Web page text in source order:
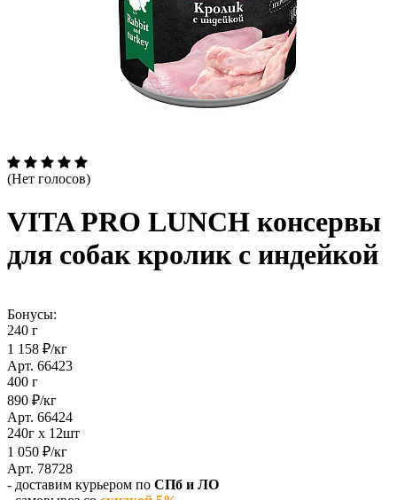
(Нет голосов)
VITA PRO LUNCH консервы
для собак кролик с индейкой
Бонусы:
240 г
1 158 ₽/кг
Арт. 66423
400 г
890 ₽/кг
Арт. 66424
240г х 12шт
1 050 ₽/кг
Арт. 78728
- доставим курьером по СПб и ЛО